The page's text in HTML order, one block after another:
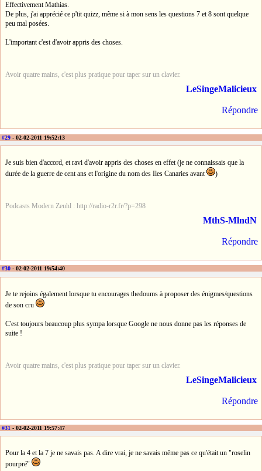
Effectivement Mathias.
De plus, j'ai apprécié ce p'tit quizz, même si à mon sens les questions 7 et 8 sont quelque
peu mal posées.
L'important c'est d'avoir appris des choses.
Avoir quatre mains, c'est plus pratique pour taper sur un clavier.
LeSingeMalicieux
Répondre
#29 - 02-02-2011 19:52:13
Je suis bien d'accord, et ravi d'avoir appris des choses en effet (je ne connaissais que la
durée de la guerre de cent ans et l'origine du nom des Iles Canaries avant
)
Podcasts Modern Zeuhl : http://radio-r2r.fr/?p=298
MthS-MlndN
Répondre
#30 - 02-02-2011 19:54:40
Je te rejoins également lorsque tu encourages thedoums à proposer des énigmes/questions
de son cru
C'est toujours beaucoup plus sympa lorsque Google ne nous donne pas les réponses de
suite !
Avoir quatre mains, c'est plus pratique pour taper sur un clavier.
LeSingeMalicieux
Répondre
#31 - 02-02-2011 19:57:47
Pour la 4 et la 7 je ne savais pas. A dire vrai, je ne savais même pas ce qu'était un "roselin
pourpré"